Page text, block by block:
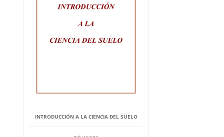
INTRODUCCIÓN A LA CIENCIA DEL SUELO